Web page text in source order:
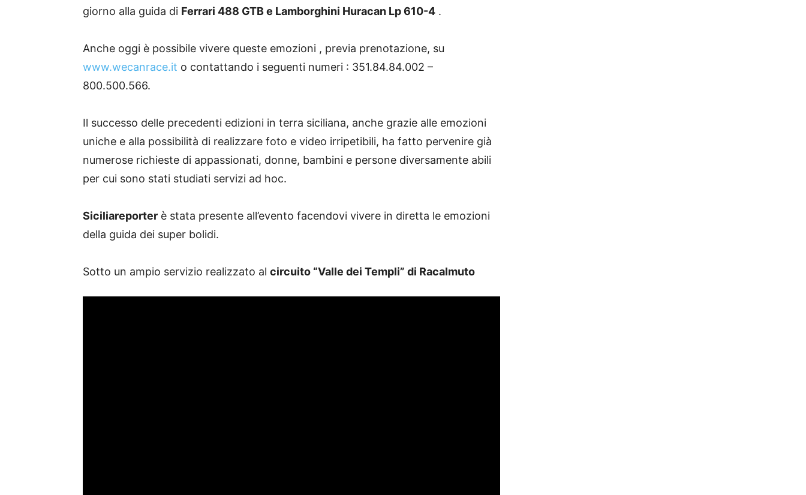
giorno alla guida di Ferrari 488 GTB e Lamborghini Huracan Lp 610-4 .
Anche oggi è possibile vivere queste emozioni , previa prenotazione, su
www.wecanrace.it o contattando i seguenti numeri : 351.84.84.002 –
800.500.566.
Il successo delle precedenti edizioni in terra siciliana, anche grazie alle emozioni
uniche e alla possibilità di realizzare foto e video irripetibili, ha fatto pervenire già
numerose richieste di appassionati, donne, bambini e persone diversamente abili
per cui sono stati studiati servizi ad hoc.
Siciliareporter è stata presente all’evento facendovi vivere in diretta le emozioni
della guida dei super bolidi.
Sotto un ampio servizio realizzato al circuito “Valle dei Templi” di Racalmuto